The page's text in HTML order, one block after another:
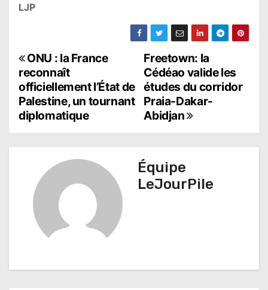
LJP
N
a
v
g
n
Freetown: la
Cédéao valide les
études du corridor
Praia-Dakar-
Abidjan
ONU : la France
reconnaît
officiellement l’État de
Palestine, un tournant
diplomatique
Équipe
LeJourPile